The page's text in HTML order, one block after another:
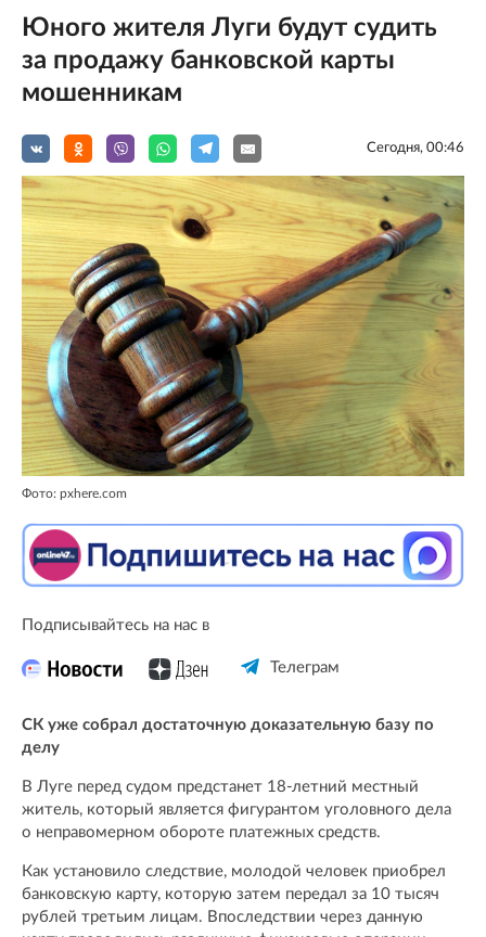
Юного жителя Луги будут судить
за продажу банковской карты
мошенникам
Сегодня, 00:46
Фото: pxhere.com
Подписывайтесь на нас в
Телеграм
СК уже собрал достаточную доказательную базу по
делу
В Луге перед судом предстанет 18-летний местный
житель, который является фигурантом уголовного дела
о неправомерном обороте платежных средств.
Как установило следствие, молодой человек приобрел
банковскую карту, которую затем передал за 10 тысяч
рублей третьим лицам. Впоследствии через данную